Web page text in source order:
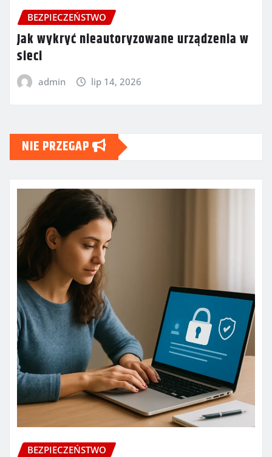
BEZPIECZEŃSTWO
Jak wykryć nieautoryzowane urządzenia w
sieci
admin lip 14, 2026
NIE PRZEGAP
BEZPIECZEŃSTWO